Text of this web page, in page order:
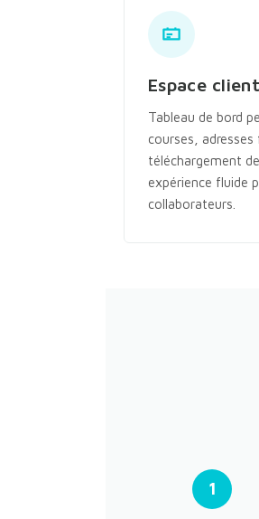
Espace client
Tableau de bord
courses,
téléchargement
expérience fluide
collaborateurs.
1